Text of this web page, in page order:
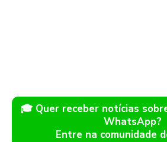
🎓 Quer receber notícias
WhatsApp?
Entre na comunidade